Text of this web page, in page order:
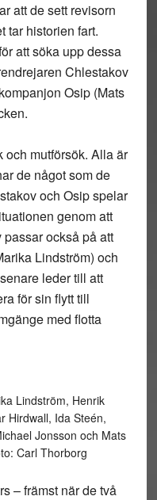
att de sett revisorn
tar historien fart.
att söka upp dessa
Chlestakov
Osip (Mats
mutförsök. Alla är
de något som de
och Osip spelar
genom att
också på att
Lindström) och
leder till att
för sin flytt till
med flotta
Lindström, Henrik
Hirdwall, Ida Steén,
Jonsson och Mats
Carl Thorborg
– främst när de två